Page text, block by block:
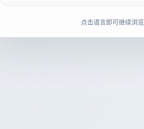
点击语言即可继续浏览